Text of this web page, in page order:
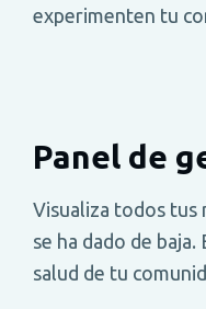
experimenten tu
Panel de
Visualiza todos tus
se ha dado de
salud de tu